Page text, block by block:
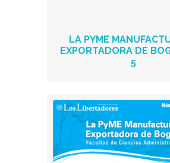
LA PYME
EXPORTADORA DE
5